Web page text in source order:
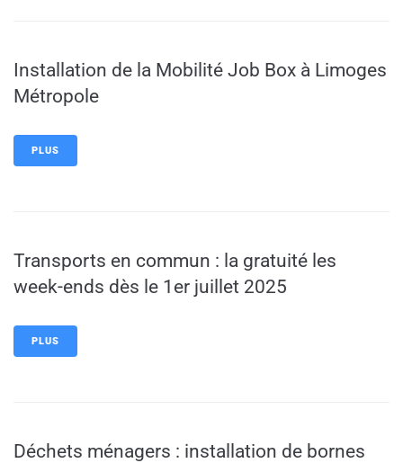
Installation de la Mobilité Job Box à Limoges
Métropole
PLUS
Transports en commun : la gratuité les
week-ends dès le 1er juillet 2025
PLUS
Déchets ménagers : installation de bornes